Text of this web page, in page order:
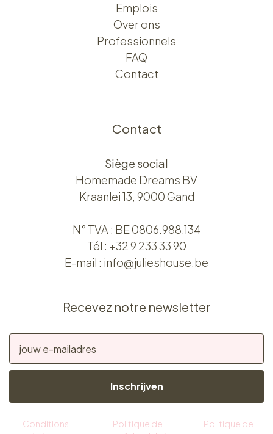
Emplois
Over ons​​
Professionnels
FAQ
Contact
Contact
Siège social
Homemade Dreams BV
Kraanlei 13, 9000 Gand
N° TVA : BE 0806.988.134
Tél : +32 9 233 33 90
E-mail : info@julieshouse.be
Recevez notre newsletter
Inschrijven
Conditions
Politique de
Politique de